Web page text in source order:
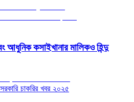
আধুনিক কসাইখানার মালিকও হিন্দু
চাকরির খবর ২০২৫